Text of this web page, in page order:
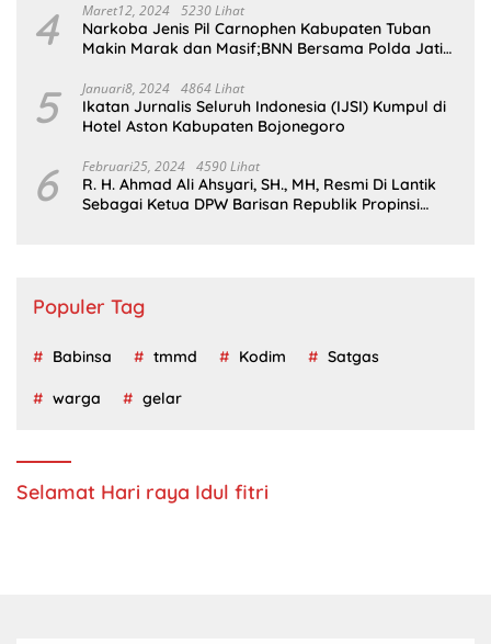
4 Maret12, 2024 5230 Lihat
Narkoba Jenis Pil Carnophen Kabupaten Tuban
Makin Marak dan Masif;BNN Bersama Polda Jatim
5 Januari8, 2024 4864 Lihat
Ikatan Jurnalis Seluruh Indonesia (IJSI) Kumpul di
Hotel Aston Kabupaten Bojonegoro
6 Februari25, 2024 4590 Lihat
R. H. Ahmad Ali Ahsyari, SH., MH, Resmi Di Lantik
Sebagai Ketua DPW Barisan Republik Propinsi
Populer Tag
Babinsa tmmd Kodim Satgas
warga gelar
Selamat Hari raya Idul fitri